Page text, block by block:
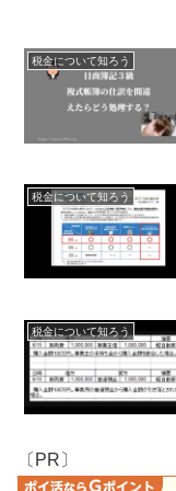
税金について知ろう
税金について知ろう
税金について知ろう
〔PR〕